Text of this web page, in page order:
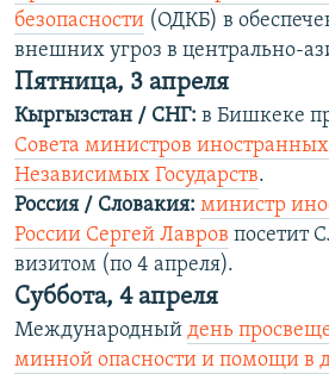
безопасности (ОДКБ) в
внешних угроз в центрально-
Пятница, 3 апреля
Кыргызстан / СНГ: в Бишкеке
Совета министров
Независимых Государств.
Россия / Словакия: министр
России Сергей Лавров посетит
визитом (по 4 апреля).
Суббота, 4 апреля
Международный день
минной опасности и помощи в